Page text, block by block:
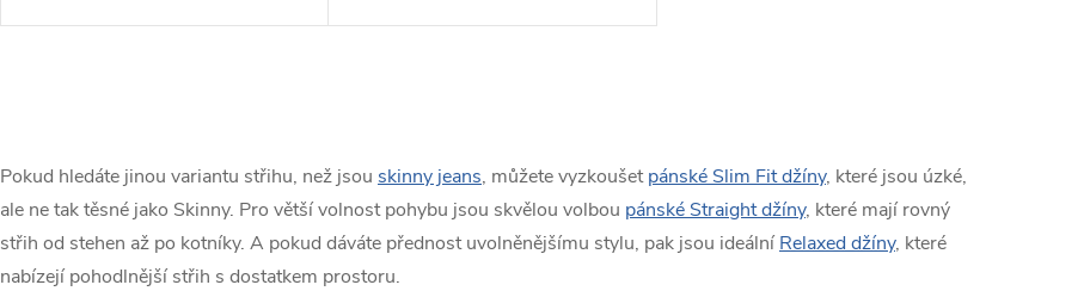
v
l
á
Pokud hledáte jinou variantu střihu, než jsou skinny jeans, můžete vyzkoušetpánské Slim Fit džíny, které jsou úzké,
ale ne tak těsné jako Skinny. Pro větší volnost pohybu jsou skvělou volbou pánské Straight džíny, které mají rovný
střih od stehen až po kotníky. A pokud dáváte přednost uvolněnějšímu stylu, pak jsou ideální Relaxed džíny, které
nabízejí pohodlnější střih s dostatkem prostoru.